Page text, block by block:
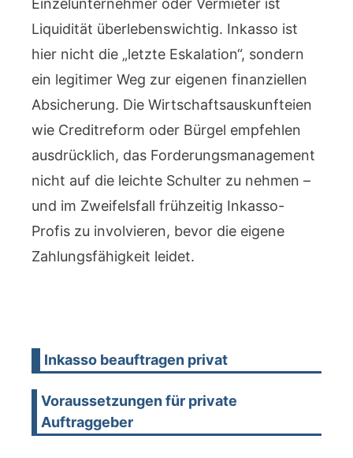
Einzelunternehmer oder Vermieter ist
Liquidität überlebenswichtig. Inkasso ist
hier nicht die „letzte Eskalation“, sondern
ein legitimer Weg zur eigenen finanziellen
Absicherung. Die Wirtschaftsauskunfteien
wie Creditreform oder Bürgel empfehlen
ausdrücklich, das Forderungsmanagement
nicht auf die leichte Schulter zu nehmen –
und im Zweifelsfall frühzeitig Inkasso-
Profis zu involvieren, bevor die eigene
Zahlungsfähigkeit leidet.
Inkasso beauftragen privat
Voraussetzungen für private
Auftraggeber